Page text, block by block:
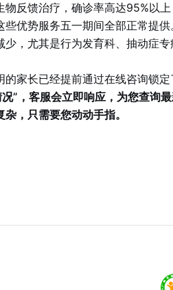
物反馈治疗，确诊率高达95%以
些优势服务五一期间全部正常提
少，尤其是行为发育科、抽动症
的家长已经提前通过在线咨询锁定
”，客服会立即响应，为您查询
杂，只需要您动动手指。